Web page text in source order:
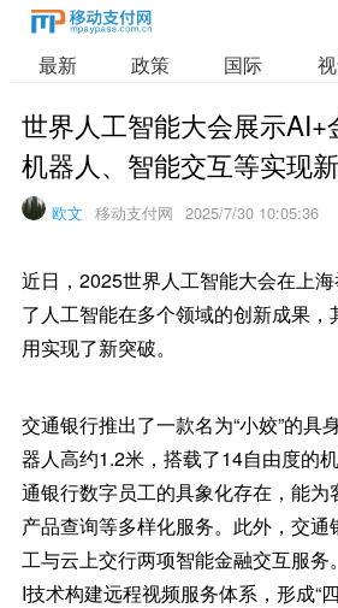
最新 政策 国际
世界人工智能大会展示
机器人、智能交互等实现
欧文 移动支付网 2025/7/30 10:05:36
近日，2025世界人工智能大会在上
了人工智能在多个领域的创新成果
用实现了新突破。
交通银行推出了一款名为“小姣”的具
器人高约1.2米，搭载了14自由度的
通银行数字员工的具象化存在，能
产品查询等多样化服务。此外，交通
工与云上交行两项智能金融交互服
I技术构建远程视频服务体系，形成“